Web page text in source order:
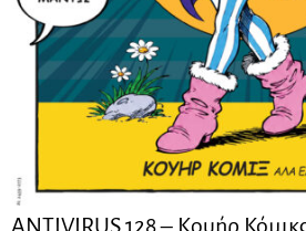
ANTIVIRUS 128 – Kουήρ